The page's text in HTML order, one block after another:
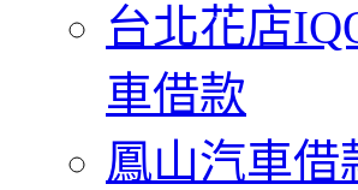
台北花店
車借款
鳳山汽車借